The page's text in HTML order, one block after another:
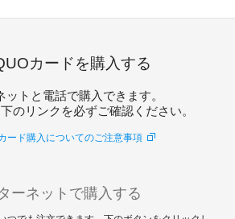
カードを購入する
ットと電話で購入できます。
のリンクを必ずご確認ください。
ード購入についてのご注意事項
ーネットで購入する